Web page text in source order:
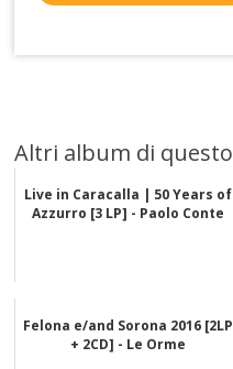
Altri album di
Live in Caracalla | 50 Years of
Azzurro [3 LP] - Paolo Conte
Felona e/and Sorona 2016 [2LP
+ 2CD] - Le Orme